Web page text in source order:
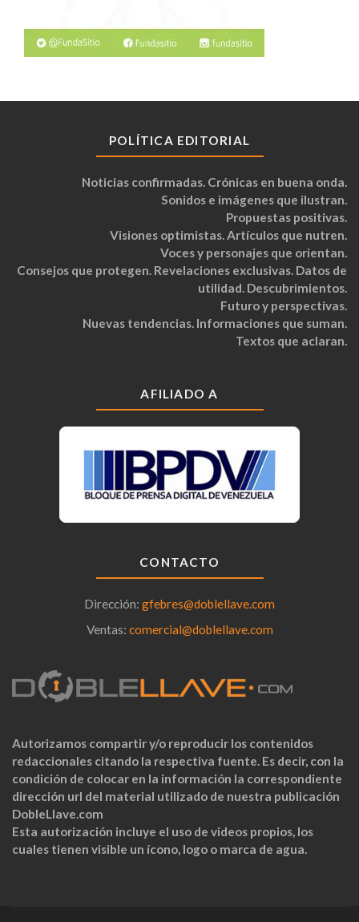
POLÍTICA EDITORIAL
Noticias confirmadas. Crónicas en buena onda.
Sonidos e imágenes que ilustran.
Propuestas positivas.
Visiones optimistas. Artículos que nutren.
Voces y personajes que orientan.
Consejos que protegen. Revelaciones exclusivas. Datos de
utilidad. Descubrimientos.
Futuro y perspectivas.
Nuevas tendencias. Informaciones que suman.
Textos que aclaran.
AFILIADO A
CONTACTO
Dirección: gfebres@doblellave.com
Ventas: comercial@doblellave.com
Autorizamos compartir y/o reproducir los contenidos
redaccionales citando la respectiva fuente. Es decir, con la
condición de colocar en la información la correspondiente
dirección url del material utilizado de nuestra publicación
DobleLlave.com
Esta autorización incluye el uso de videos propios, los
cuales tienen visible un ícono, logo o marca de agua.